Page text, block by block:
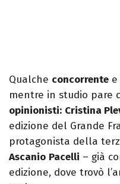
Qualche concorrente
mentre in studio pare
opinionisti: Cristina
edizione del Grande
protagonista della
Ascanio Pacelli – già
edizione, dove trovò